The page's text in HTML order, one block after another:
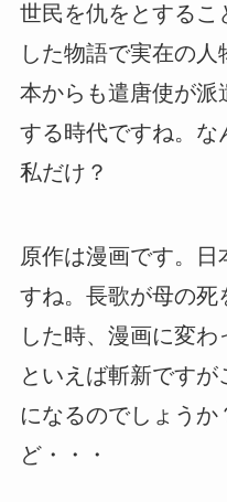
世民を仇をとするこ
した物語で実在の人
本からも遣唐使が派
する時代ですね。な
私だけ？
原作は漫画です。
すね。長歌が母の死
した時、漫画に変
といえば斬新ですが
になるのでしょう
ど・・・